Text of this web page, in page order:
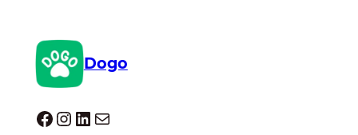
Dogo
Dogo facebook InstagramLinkedIn Mail